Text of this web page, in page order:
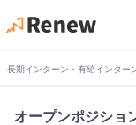
長期インターン・有給インター
オープンポジショ